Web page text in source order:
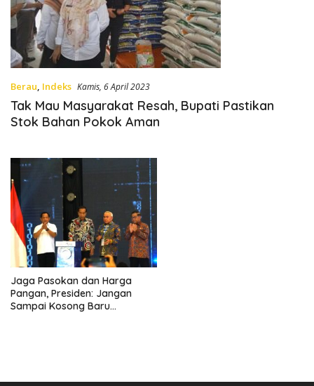
Berau, Indeks Kamis, 6 April 2023
Tak Mau Masyarakat Resah, Bupati Pastikan
Stok Bahan Pokok Aman
Jaga Pasokan dan Harga
Pangan, Presiden: Jangan
Sampai Kosong Baru